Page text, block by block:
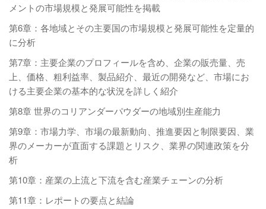
メントの市場規模と発展可能性を掲載
第6章：各地域とその主要国の市場規模と発展可能性を定量的
に分析
第7章：主要企業のプロフィールを含め、企業の販売量、売
上、価格、粗利益率、製品紹介、最近の開発など、市場にお
ける主要企業の基本的な状況を詳しく紹介
第8章 世界のコリアンダーパウダーの地域別生産能力
第9章：市場力学、市場の最新動向、推進要因と制限要因、業
界のメーカーが直面する課題とリスク、業界の関連政策を分
析
第10章：産業の上流と下流を含む産業チェーンの分析
第11章：レポートの要点と結論